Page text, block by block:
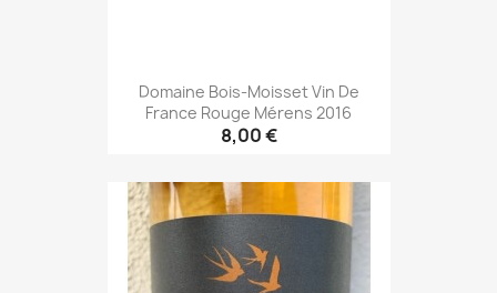
Domaine Bois-Moisset Vin De
France Rouge Mérens 2016
8,00 €